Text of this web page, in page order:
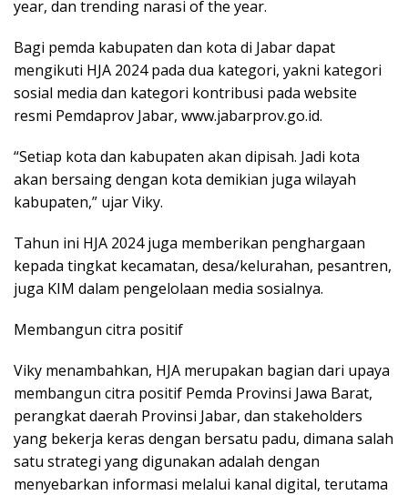
year, dan trending narasi of the year.
Bagi pemda kabupaten dan kota di Jabar dapat
mengikuti HJA 2024 pada dua kategori, yakni kategori
sosial media dan kategori kontribusi pada website
resmi Pemdaprov Jabar, www.jabarprov.go.id.
“Setiap kota dan kabupaten akan dipisah. Jadi kota
akan bersaing dengan kota demikian juga wilayah
kabupaten,” ujar Viky.
Tahun ini HJA 2024 juga memberikan penghargaan
kepada tingkat kecamatan, desa/kelurahan, pesantren,
juga KIM dalam pengelolaan media sosialnya.
Membangun citra positif
Viky menambahkan, HJA merupakan bagian dari upaya
membangun citra positif Pemda Provinsi Jawa Barat,
perangkat daerah Provinsi Jabar, dan stakeholders
yang bekerja keras dengan bersatu padu, dimana salah
satu strategi yang digunakan adalah dengan
menyebarkan informasi melalui kanal digital, terutama